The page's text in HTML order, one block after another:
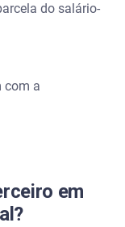
do salário-
a
em